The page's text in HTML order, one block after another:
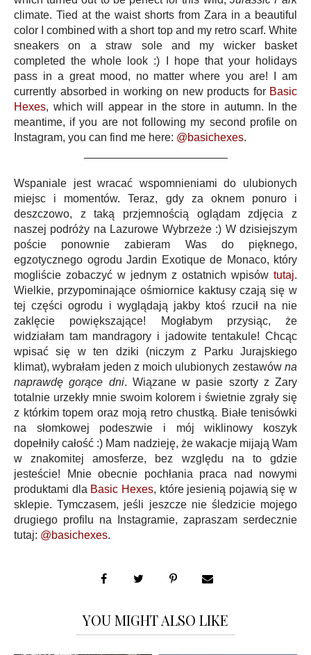
climate. Tied at the waist shorts from Zara in a beautiful
color I combined with a short top and my retro scarf. White
sneakers on a straw sole and my wicker basket
completed the whole look :) I hope that your holidays
pass in a great mood, no matter where you are! I am
currently absorbed in working on new products for Basic
Hexes, which will appear in the store in autumn. In the
meantime, if you are not following my second profile on
Instagram, you can find me here: @basichexes.
Wspaniale jest wracać wspomnieniami do ulubionych
miejsc i momentów. Teraz, gdy za oknem ponuro i
deszczowo, z taką przjemnością oglądam zdjęcia z
naszej podróży na Lazurowe Wybrzeże :) W dzisiejszym
poście ponownie zabieram Was do pięknego,
egzotycznego ogrodu Jardin Exotique de Monaco, który
mogliście zobaczyć w jednym z ostatnich wpisów tutaj.
Wielkie, przypominające ośmiornice kaktusy czają się w
tej części ogrodu i wyglądają jakby ktoś rzucił na nie
zaklęcie powiększające! Mogłabym przysiąc, że
widziałam tam mandragory i jadowite tentakule! Chcąc
wpisać się w ten dziki (niczym z Parku Jurajskiego
klimat), wybrałam jeden z moich ulubionych zestawów na
naprawdę gorące dni. Wiązane w pasie szorty z Zary
totalnie urzekły mnie swoim kolorem i świetnie zgrały się
z którkim topem oraz moją retro chustką. Białe tenisówki
na słomkowej podeszwie i mój wiklinowy koszyk
dopełniły całość :) Mam nadzieję, że wakacje mijają Wam
w znakomitej amosferze, bez względu na to gdzie
jesteście! Mnie obecnie pochłania praca nad nowymi
produktami dla Basic Hexes, które jesienią pojawią się w
sklepie. Tymczasem, jeśli jeszcze nie śledzicie mojego
drugiego profilu na Instagramie, zapraszam serdecznie
tutaj: @basichexes.
YOU MIGHT ALSO LIKE